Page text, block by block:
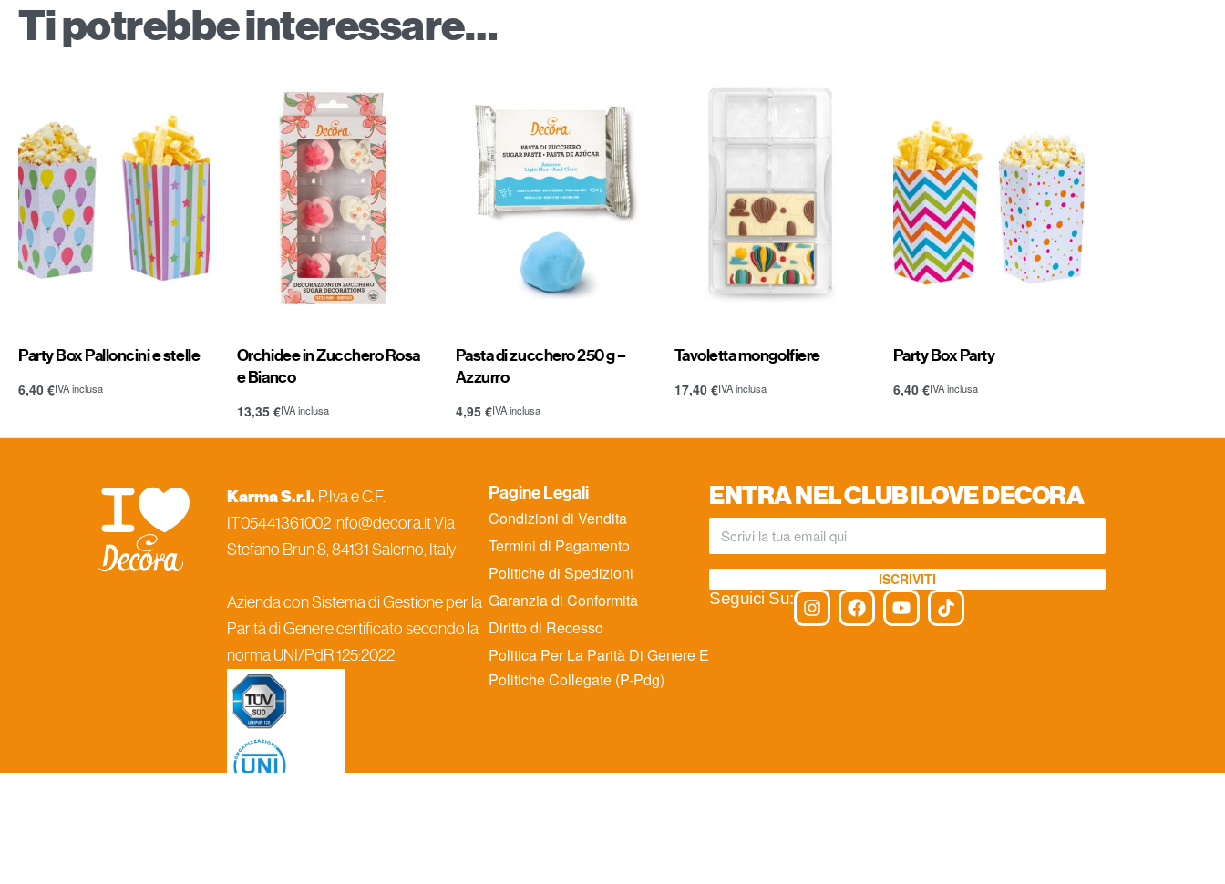
Ti potrebbe interessare…
Party Box Palloncini e stelle
6,40 €IVA inclusa
Orchidee in Zucchero Rosa
e Bianco
13,35 €IVA inclusa
Pasta di zucchero 250 g –
Azzurro
4,95 €IVA inclusa
Tavoletta mongolfiere
17,40 €IVA inclusa
Party Box Party
6,40 €IVA inclusa
Karma S.r.l. P.Iva e C.F.
IT05441361002 info@decora.it Via
Stefano Brun 8, 84131 Salerno, Italy
Azienda con Sistema di Gestione per la
Parità di Genere certificato secondo la
norma UNI/PdR 125:2022
Pagine Legali
Condizioni di Vendita
Termini di Pagamento
Politiche di Spedizioni
Garanzia di Conformità
Diritto di Recesso
Politica Per La Parità Di Genere E
Politiche Collegate (P-Pdg)
ENTRA NEL CLUB ILOVE DECORA
ISCRIVITI
Seguici Su: